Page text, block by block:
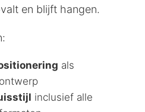
en blijft hangen.
als
inclusief alle